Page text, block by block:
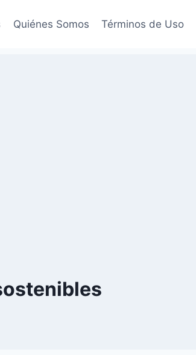
Quiénes Somos Términos de Uso